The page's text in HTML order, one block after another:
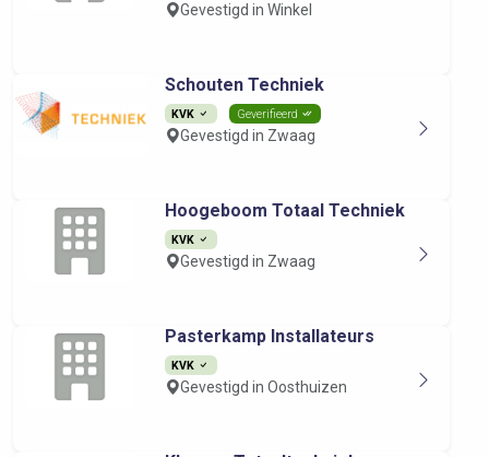
Gevestigd in Winkel
Schouten Techniek
KVK Geverifieerd
Gevestigd in Zwaag
Hoogeboom Totaal Techniek
KVK
Gevestigd in Zwaag
Pasterkamp Installateurs
KVK
Gevestigd in Oosthuizen